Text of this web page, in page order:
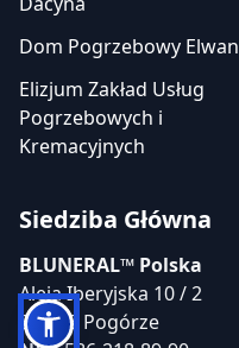
Dom Pogrzebowy Elwan
Elizjum Zakład Usług
Pogrzebowych i
Kremacyjnych
Siedziba Główna
BLUNERAL™ Polska
Aleja Iberyjska 10 / 2
81-198 Pogórze